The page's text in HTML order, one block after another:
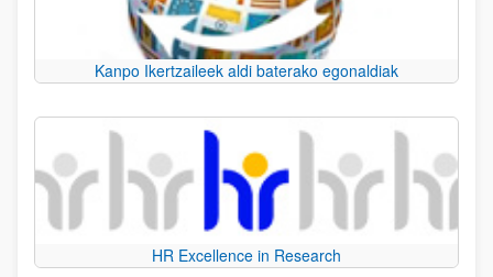
Kanpo Ikertzaileek aldi baterako egonaldiak
HR Excellence in Research